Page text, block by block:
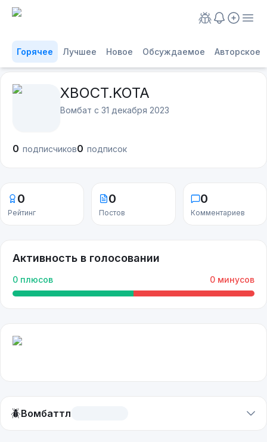
Горячее Лучшее Новое Обсуждаемое Авторское
XBOCT.KOTA
Вомбат с 31 декабря 2023
0 подписчиков0 подписок
0
Рейтинг
0
Постов
0
Комментариев
Активность в голосовании
0 плюсов 0 минусов
🪲Вомбаттл